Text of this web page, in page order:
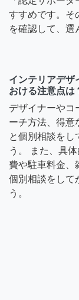
すすめです。そ
を確認して、選
インテリアデザ
おける注意点は
デザイナーやコ
ーチ方法、得意
と個別相談をし
う。 また、具
費や駐車料金、
個別相談をして
う。